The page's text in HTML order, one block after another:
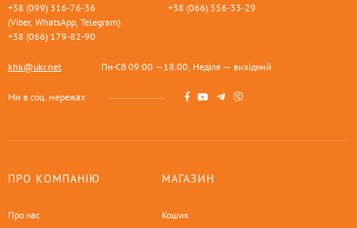
+38 (099) 316-76-36
(Viber, WhatsApp, Telegram)
+38 (066) 179-82-90
+38 (066) 556-33-29
khk@ukr.net Пн-Сб 09:00 —18:00, Неділя — вихідний
Ми в соц. мережах
ПРО КОМПАНІЮ
Про нас
МАГАЗИН
Кошик